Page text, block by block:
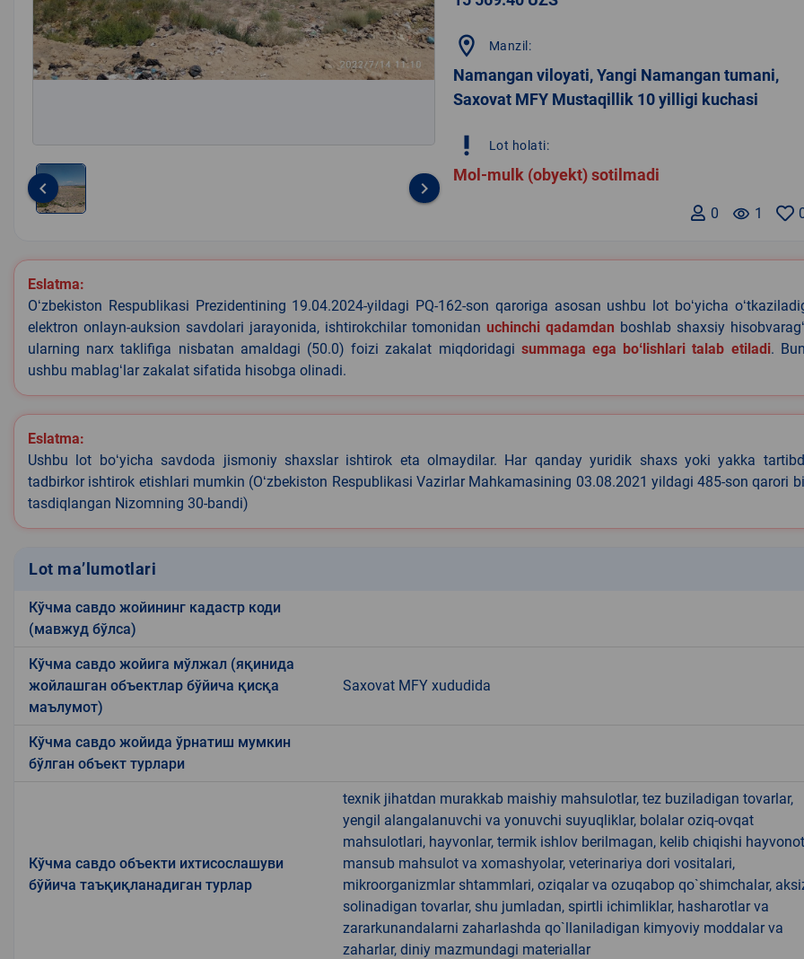
of
1
keyboard_arrow_left keyboard_arrow_right
location_on Manzil:
Namangan viloyati, Yangi Namangan tumani,
Saxovat MFY Mustaqillik 10 yilligi kuchasi
priority_high Lot holati:
Mol-mulk (obyekt) sotilmadi
remove_red_eye 1
0
Eslatma:
Oʻzbekiston Respublikasi Prezidentining 19.04.2024-yildagi PQ-162-son qaroriga asosan ushbu lot boʻyicha
elektron onlayn-auksion savdolari jarayonida, ishtirokchilar tomonidan uchinchi qadamdan boshlab shaxsiy
ularning narx taklifiga nisbatan amaldagi (50.0) foizi zakalat miqdoridagi summaga ega boʻlishlari talab etiladi.
ushbu mablagʻlar zakalat sifatida hisobga olinadi.
Eslatma:
Ushbu lot boʻyicha savdoda jismoniy shaxslar ishtirok eta olmaydilar. Har qanday yuridik shaxs yoki yakka
tadbirkor ishtirok etishlari mumkin (Oʻzbekiston Respublikasi Vazirlar Mahkamasining 03.08.2021 yildagi 485-son qarori
tasdiqlangan Nizomning 30-bandi)
Lot ma’lumotlari
Кўчма савдо жойининг кадастр коди
(мавжуд бўлса)
Кўчма савдо жойига мўлжал (яқинида
жойлашган объектлар бўйича қисқа
маълумот)
Saxovat MFY xududida
Кўчма савдо жойида ўрнатиш мумкин
бўлган объект турлари
Кўчма савдо объекти ихтисослашуви
бўйича таъқиқланадиган турлар
texnik jihatdan murakkab maishiy mahsulotlar, tez buziladigan tovarlar,
yengil alangalanuvchi va yonuvchi suyuqliklar, bolalar oziq-ovqat
mahsulotlari, hayvonlar, termik ishlov berilmagan, kelib chiqishi
mansub mahsulot va xomashyolar, veterinariya dori vositalari,
mikroorganizmlar shtammlari, oziqalar va ozuqabop qo`shimchalar,
solinadigan tovarlar, shu jumladan, spirtli ichimliklar, hasharotlar va
zararkunandalarni zaharlashda qo`llaniladigan kimyoviy moddalar va
zaharlar, diniy mazmundagi materiallar